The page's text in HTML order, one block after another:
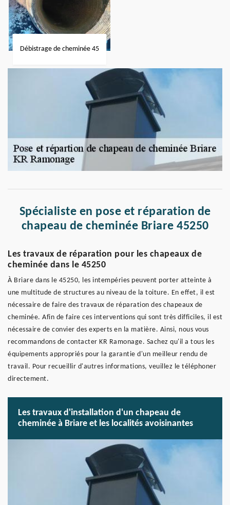
Débistrage de cheminée 45
Spécialiste en pose et réparation de
chapeau de cheminée Briare 45250
Les travaux de réparation pour les chapeaux de
cheminée dans le 45250
À Briare dans le 45250, les intempéries peuvent porter atteinte à
une multitude de structures au niveau de la toiture. En effet, il est
nécessaire de faire des travaux de réparation des chapeaux de
cheminée. Afin de faire ces interventions qui sont très difficiles, il est
nécessaire de convier des experts en la matière. Ainsi, nous vous
recommandons de contacter KR Ramonage. Sachez qu'il a tous les
équipements appropriés pour la garantie d'un meilleur rendu de
travail. Pour recueillir d'autres informations, veuillez le téléphoner
directement.
Les travaux d'installation d'un chapeau de
cheminée à Briare et les localités avoisinantes